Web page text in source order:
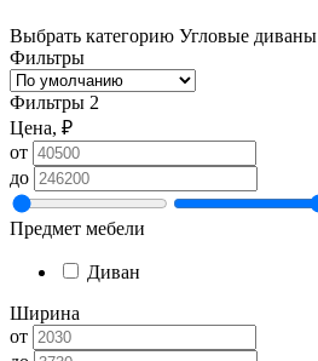
Выбрать категорию Угловые диваны
Фильтры
Фильтры 2
Цена, ₽
от
до
Предмет мебели
Диван
Ширина
от